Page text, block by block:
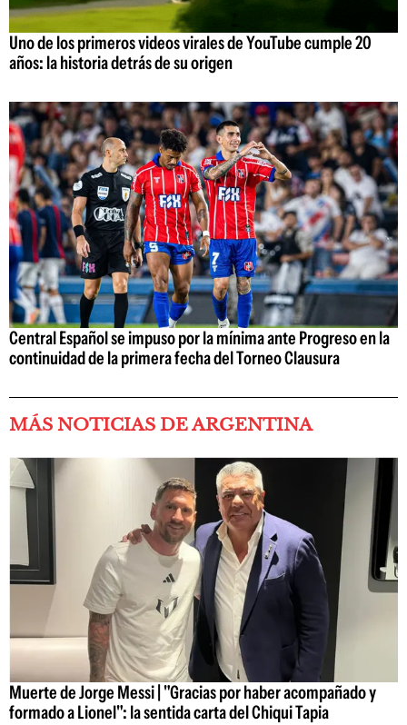
Uno de los primeros videos virales de YouTube cumple 20
años: la historia detrás de su origen
Central Español se impuso por la mínima ante Progreso en la
continuidad de la primera fecha del Torneo Clausura
MÁS NOTICIAS DE ARGENTINA
Muerte de Jorge Messi | "Gracias por haber acompañado y
formado a Lionel": la sentida carta del Chiqui Tapia